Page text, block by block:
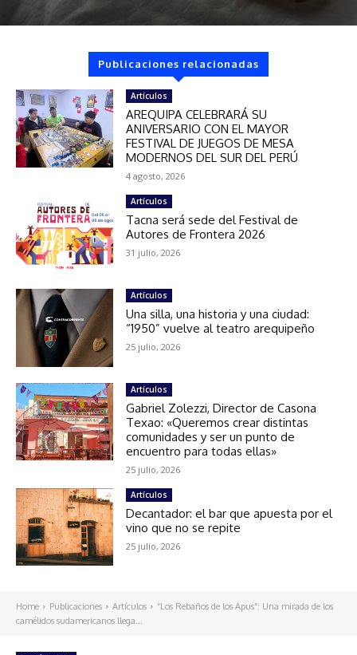
Publicaciones relacionadas
Artículos
AREQUIPA CELEBRARÁ SU
ANIVERSARIO CON EL MAYOR
FESTIVAL DE JUEGOS DE MESA
MODERNOS DEL SUR DEL PERÚ
4 agosto, 2026
Artículos
Tacna será sede del Festival de
Autores de Frontera 2026
31 julio, 2026
Artículos
Una silla, una historia y una ciudad:
“1950” vuelve al teatro arequipeño
25 julio, 2026
Artículos
Gabriel Zolezzi, Director de Casona
Texao: «Queremos crear distintas
comunidades y ser un punto de
encuentro para todas ellas»
25 julio, 2026
Artículos
Decantador: el bar que apuesta por el
vino que no se repite
25 julio, 2026